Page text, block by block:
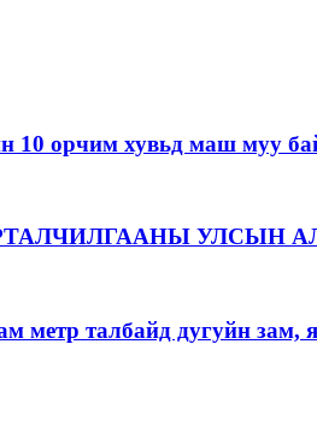
10 орчим хувьд маш муу
УЛСЫН
метр талбайд дугуйн зам,